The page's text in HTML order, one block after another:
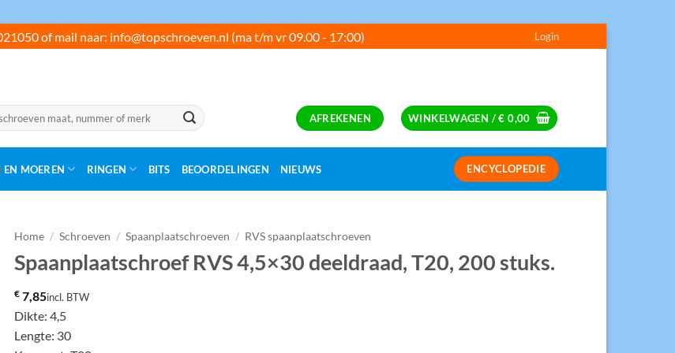
of mail naar: info@topschroeven.nl (ma t/m vr 09.00 - 17:00) Login
AFREKENEN WINKELWAGEN /€ 0,00
EN MOEREN RINGEN BITS BEOORDELINGEN NIEUWS ENCYCLOPEDIE
Home / Schroeven / Spaanplaatschroeven / RVS spaanplaatschroeven
Spaanplaatschroef RVS 4,5×30 deeldraad, T20, 200 stuks.
€ 7,85incl. BTW
Dikte: 4,5
Lengte: 30